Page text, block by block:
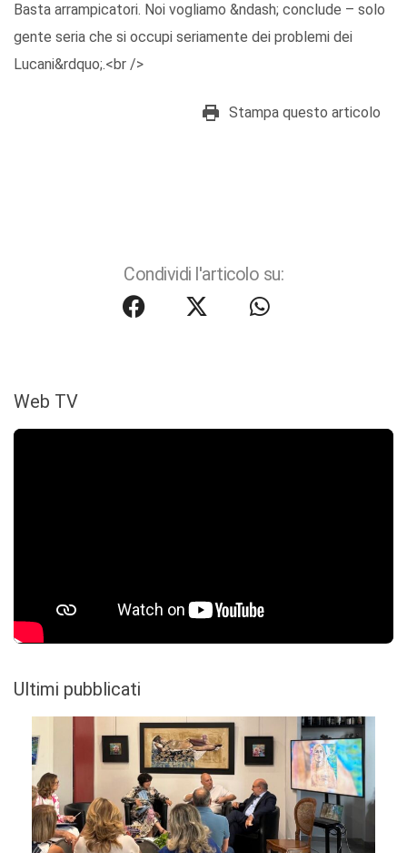
Basta arrampicatori. Noi vogliamo &ndash; conclude – solo
gente seria che si occupi seriamente dei problemi dei
Lucani&rdquo;.<br />
Stampa questo articolo
Condividi l'articolo su:
Web TV
Ultimi pubblicati